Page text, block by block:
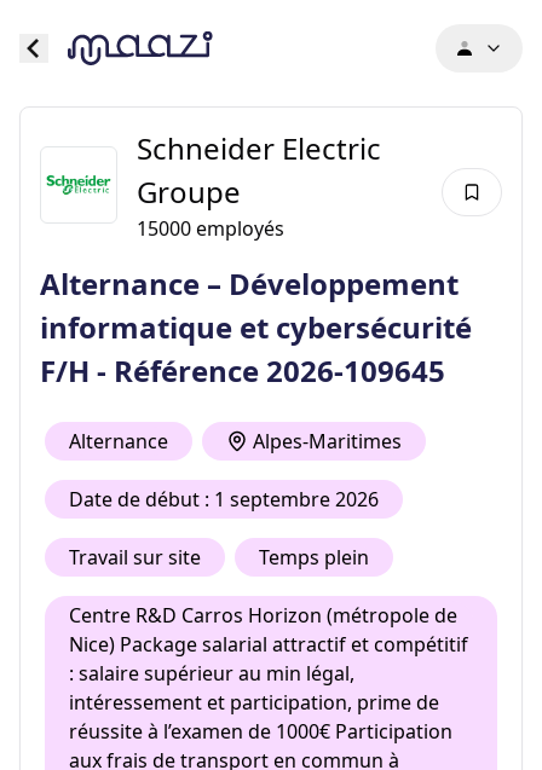
Schneider Electric
Groupe
15000employés
Alternance – Développement
informatique et cybersécurité
F/H - Référence 2026-109645
Alternance Alpes-Maritimes
Date de début : 1 septembre 2026
Travail sur site Temps plein
Centre R&D Carros Horizon (métropole de
Nice) Package salarial attractif et compétitif
: salaire supérieur au min légal,
intéressement et participation, prime de
réussite à l’examen de 1000€ Participation
aux frais de transport en commun à